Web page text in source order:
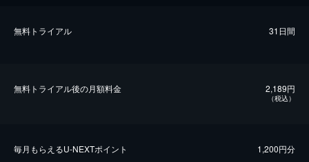
無料トライアル 31日間
無料トライアル後の⽉額料金 2,189円
（税込）
毎⽉もらえるU-NEXTポイント 1,200円分